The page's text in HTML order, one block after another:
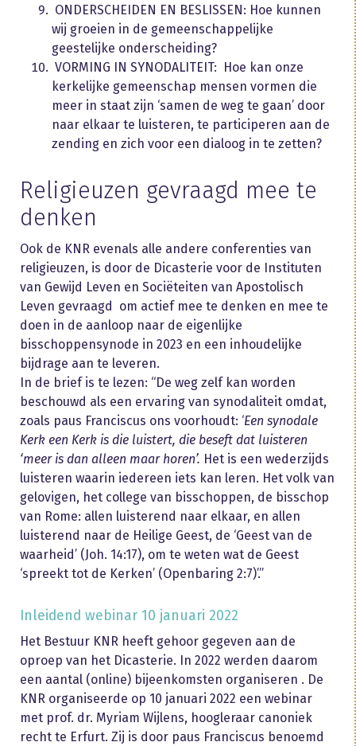
ONDERSCHEIDEN EN BESLISSEN: Hoe kunnen
wij groeien in de gemeenschappelijke
geestelijke onderscheiding?
VORMING IN SYNODALITEIT: Hoe kan onze
kerkelijke gemeenschap mensen vormen die
meer in staat zijn ‘samen de weg te gaan’ door
naar elkaar te luisteren, te participeren aan de
zending en zich voor een dialoog in te zetten?
Religieuzen gevraagd mee te
denken
Ook de KNR evenals alle andere conferenties van
religieuzen, is door de Dicasterie voor de Instituten
van Gewijd Leven en Sociëteiten van Apostolisch
Leven gevraagd om actief mee te denken en mee te
doen in de aanloop naar de eigenlijke
bisschoppensynode in 2023 en een inhoudelijke
bijdrage aan te leveren.
In de brief is te lezen: “De weg zelf kan worden
beschouwd als een ervaring van synodaliteit omdat,
zoals paus Franciscus ons voorhoudt: ‘Een synodale
Kerk een Kerk is die luistert, die beseft dat luisteren
‘meer is dan alleen maar horen’. Het is een wederzijds
luisteren waarin iedereen iets kan leren. Het volk van
gelovigen, het college van bisschoppen, de bisschop
van Rome: allen luisterend naar elkaar, en allen
luisterend naar de Heilige Geest, de ‘Geest van de
waarheid’ (Joh. 14:17), om te weten wat de Geest
‘spreekt tot de Kerken’ (Openbaring 2:7)’.”
Inleidend webinar 10 januari 2022
Het Bestuur KNR heeft gehoor gegeven aan de
oproep van het Dicasterie. In 2022 werden daarom
een aantal (online) bijeenkomsten organiseren . De
KNR organiseerde op 10 januari 2022 een webinar
met prof. dr. Myriam Wijlens, hoogleraar canoniek
recht te Erfurt. Zij is door paus Franciscus benoemd